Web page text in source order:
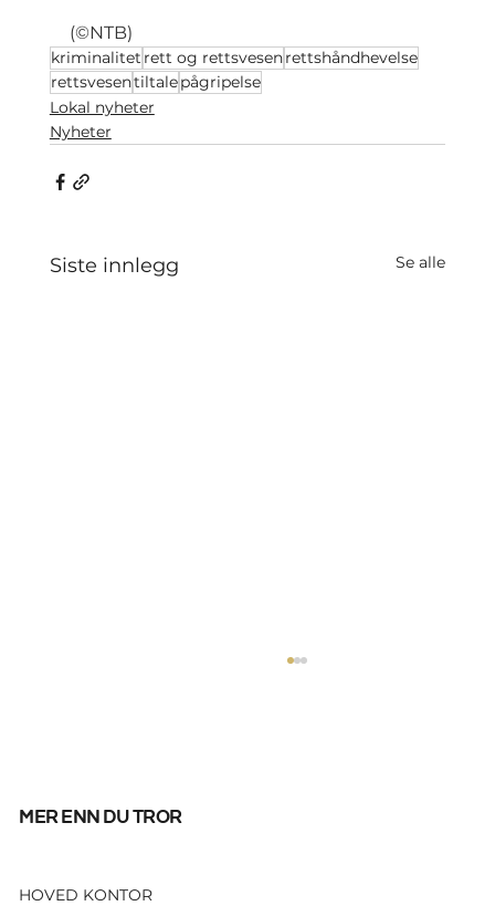
(©NTB)
kriminalitet rett og rettsvesenrettshåndhevelse
rettsvesentiltalepågripelse
Lokal nyheter
Nyheter
Siste innlegg Se alle
mer enn du tror
HOVED KONTOR